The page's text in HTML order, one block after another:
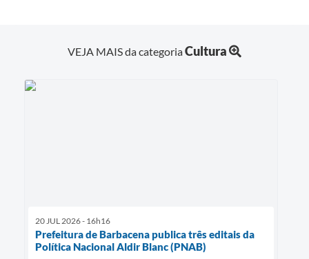
VEJA MAIS da categoriaCultura
20 JUL 2026 - 16h16
Prefeitura de Barbacena publica três editais da
Política Nacional Aldir Blanc (PNAB)